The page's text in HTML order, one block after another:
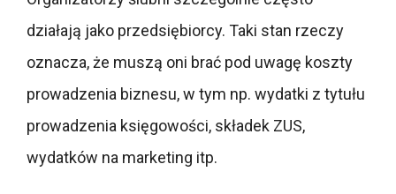
działają jako przedsiębiorcy. Taki stan rzeczy
oznacza, że muszą oni brać pod uwagę koszty
prowadzenia biznesu, w tym np. wydatki z tytułu
prowadzenia księgowości, składek ZUS,
wydatków na marketing itp.